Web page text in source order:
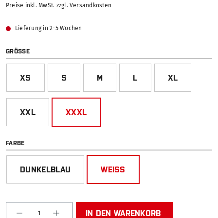
Preise inkl. MwSt. zzgl. Versandkosten
Lieferung in 2-5 Wochen
GRÖSSE AUSWÄHLEN
XS S M L XL
XXL XXXL
FARBEAUSWÄHLEN
DUNKELBLAU WEISS
Produkt Anzahl: Gib den gewünschten Wert ein
IN DEN WARENKORB